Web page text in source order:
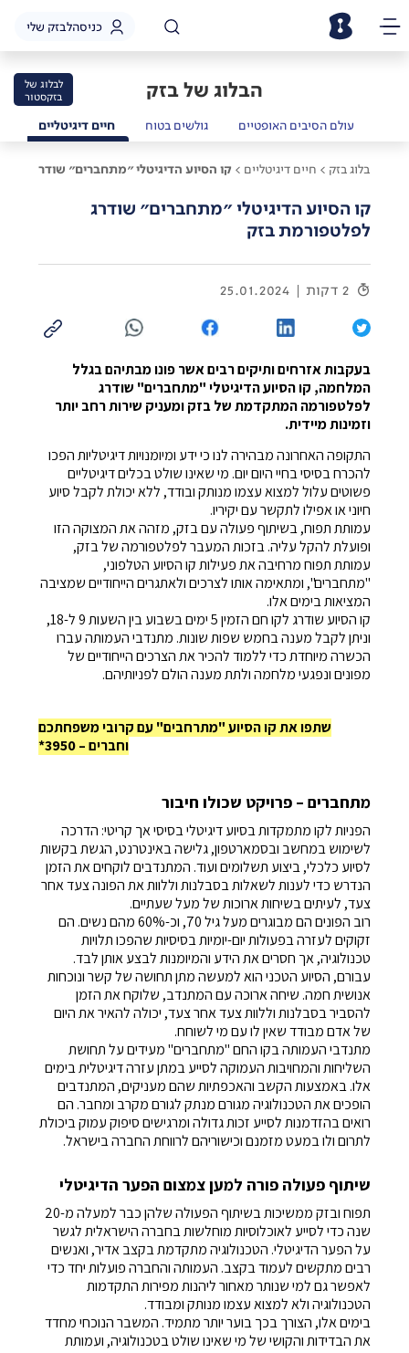
כניסהלבזק שלי
הבלוג של בזק
לבלוג של
בזקסטור
עולם הסיבים האופטיים גולשים בטוח חיים דיגיטליים
בלוג בזק > חיים דיגיטליים > קו הסיוע הדיגיטלי "מתחברים" שודרג
קו הסיוע הדיגיטלי "מתחברים" שודרג
לפלטפורמת בזק
2 דקות 25.01.2024
בעקבות אזרחים ותיקים רבים אשר פונו מבתיהם בגלל
המלחמה, קו הסיוע הדיגיטלי "מתחברים" שודרג
לפלטפורמה המתקדמת של בזק ומעניק שירות רחב יותר
וזמינות מיידית.
התקופה האחרונה מבהירה לנו כי ידע ומיומנויות דיגיטליות הפכו
להכרח בסיסי בחיי היום יום. מי שאינו שולט בכלים דיגיטליים
פשוטים עלול למצוא עצמו מנותק ובודד, ללא יכולת לקבל סיוע
חיוני או אפילו לתקשר עם יקיריו.
עמותת תפוח, בשיתוף פעולה עם בזק, מזהה את המצוקה הזו
ופועלת להקל עליה. בזכות המעבר לפלטפורמה של בזק,
עמותת תפוח מרחיבה את פעילות קו הסיוע הטלפוני,
"מתחברים", ומתאימה אותו לצרכים ולאתגרים הייחודיים שמציבה
המציאות בימים אלו.
קו הסיוע שודרג לקו חם הזמין 5 ימים בשבוע בין השעות 9 ל-18,
וניתן לקבל מענה בחמש שפות שונות. מתנדבי העמותה עברו
הכשרה מיוחדת כדי ללמוד להכיר את הצרכים הייחודיים של
מפונים ונפגעי מלחמה ולתת מענה הולם לפניותיהם.
שתפו את קו הסיוע "מתרחבים" עם קרובי משפחתכם
וחברים – 3950*
מתחברים – פרויקט שכולו חיבור
הפניות לקו מתמקדות בסיוע דיגיטלי בסיסי אך קריטי: הדרכה
לשימוש במחשב ובסמארטפון, גלישה באינטרנט, הגשת בקשות
לסיוע כלכלי, ביצוע תשלומים ועוד. המתנדבים לוקחים את הזמן
הנדרש כדי לענות לשאלות בסבלנות וללוות את הפונה צעד אחר
צעד, לעיתים בשיחות ארוכות של מעל שעתיים.
רוב הפונים הם מבוגרים מעל גיל 70, וכ-60% מהם נשים. הם
זקוקים לעזרה בפעולות יום-יומיות בסיסיות שהפכו תלויות
טכנולוגיה, אך חסרים את הידע והמיומנות לבצע אותן לבד.
עבורם, הסיוע הטכני הוא למעשה מתן תחושה של קשר ונוכחות
אנושית חמה. שיחה ארוכה עם המתנדב, שלוקח את הזמן
להסביר בסבלנות וללוות צעד אחר צעד, יכולה להאיר את היום
של אדם מבודד שאין לו עם מי לשוחח.
מתנדבי העמותה בקו החם "מתחברים" מעידים על תחושת
השליחות והמחויבות העמוקה לסייע במתן עזרה דיגיטלית בימים
אלו. באמצעות הקשב והאכפתיות שהם מעניקים, המתנדבים
הופכים את הטכנולוגיה מגורם מנתק לגורם מקרב ומחבר. הם
רואים בהזדמנות לסייע זכות גדולה ומרגישים סיפוק עמוק ביכולת
לתרום ולו במעט מזמנם וכישוריהם לרווחת החברה בישראל.
שיתוף פעולה פורה למען צמצום הפער הדיגיטלי
תפוח ובזק ממשיכות בשיתוף הפעולה שלהן כבר למעלה מ-20
שנה כדי לסייע לאוכלוסיות מוחלשות בחברה הישראלית לגשר
על הפער הדיגיטלי. הטכנולוגיה מתקדמת בקצב אדיר, ואנשים
רבים מתקשים לעמוד בקצב. העמותה והחברה פועלות יחד כדי
לאפשר גם למי שנותר מאחור ליהנות מפירות התקדמות
הטכנולוגיה ולא למצוא עצמו מנותק ומבודד.
בימים אלו, הצורך בכך בוער יותר מתמיד. המשבר הנוכחי מחדד
את הבדידות והקושי של מי שאינו שולט בטכנולוגיה, ועמותת